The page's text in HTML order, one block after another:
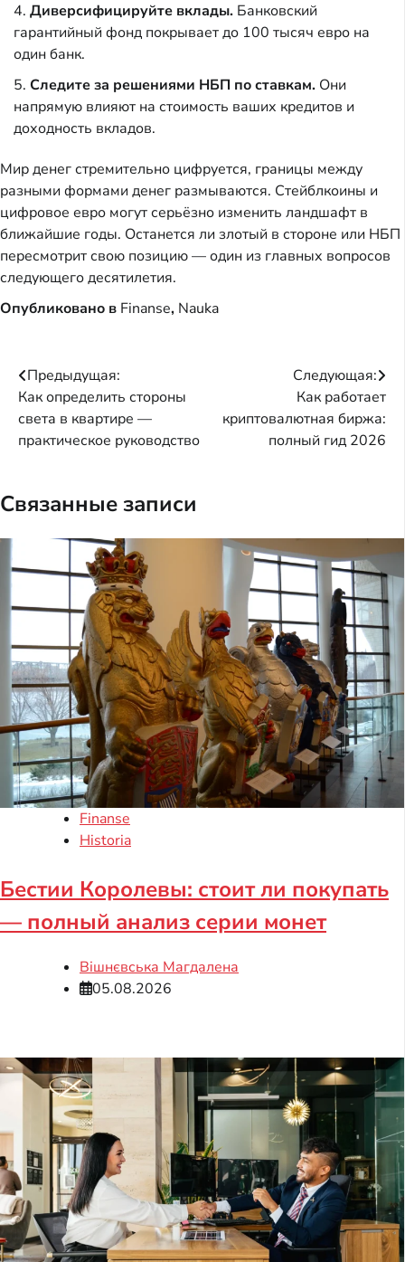
Диверсифицируйте вклады. Банковский
гарантийный фонд покрывает до 100 тысяч евро на
один банк.
Следите за решениями НБП по ставкам. Они
напрямую влияют на стоимость ваших кредитов и
доходность вкладов.
Мир денег стремительно цифруется, границы между
разными формами денег размываются. Стейблкоины и
цифровое евро могут серьёзно изменить ландшафт в
ближайшие годы. Останется ли злотый в стороне или НБП
пересмотрит свою позицию — один из главных вопросов
следующего десятилетия.
Опубликовано в Finanse, Nauka
Навигация
по
записям
Предыдущая:
Как определить стороны
света в квартире —
практическое руководство
Следующая:
Как работает
криптовалютная биржа:
полный гид 2026
Связанные записи
Finanse
Historia
Бестии Королевы: стоит ли покупать
— полный анализ серии монет
Вішнєвська Магдалена
05.08.2026